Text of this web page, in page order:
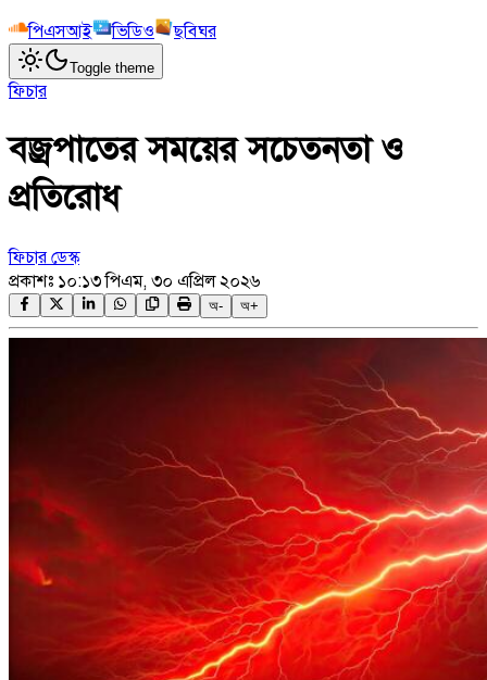
পিএসআই
ভিডিও ছবিঘর
Toggle theme
ফিচার
বজ্রপাতের সময়ের সচেতনতা ও
প্রতিরোধ
ফিচার ডেস্ক
প্রকাশঃ ১০:১৩ পিএম, ৩০ এপ্রিল ২০২৬
অ- অ+